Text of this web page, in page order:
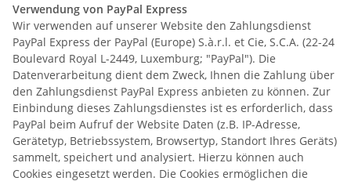
Verwendung von PayPal Express
Wir verwenden auf unserer Website den Zahlungsdienst
PayPal Express der PayPal (Europe) S.à.r.l. et Cie, S.C.A. (22-24
Boulevard Royal L-2449, Luxemburg; "PayPal"). Die
Datenverarbeitung dient dem Zweck, Ihnen die Zahlung über
den Zahlungsdienst PayPal Express anbieten zu können. Zur
Einbindung dieses Zahlungsdienstes ist es erforderlich, dass
PayPal beim Aufruf der Website Daten (z.B. IP-Adresse,
Gerätetyp, Betriebssystem, Browsertyp, Standort Ihres Geräts)
sammelt, speichert und analysiert. Hierzu können auch
Cookies eingesetzt werden. Die Cookies ermöglichen die